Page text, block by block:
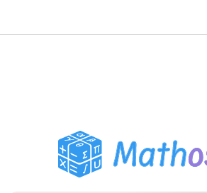
PDF Läxhjälp
Studieverktyg